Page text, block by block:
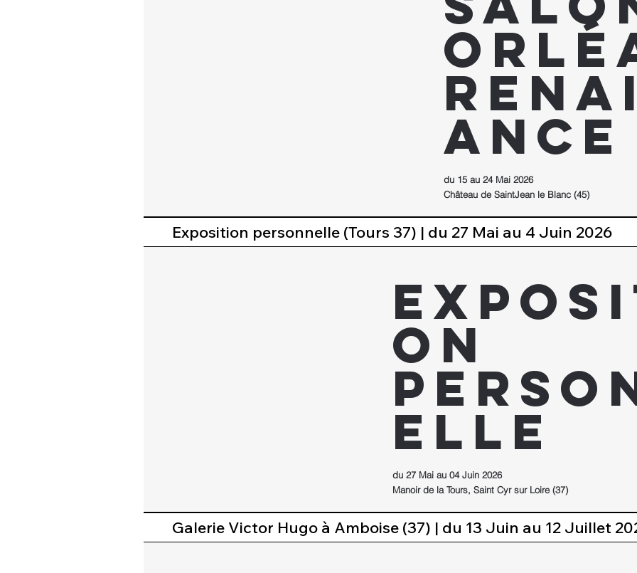
ance
du 15 au 24 Mai 2026
Château de SaintJean le Blanc (45)
Exposition personnelle (Tours 37) | du 27 Mai au 4 Juin 2026
on
elle
du 27 Mai au 04 Juin 2026
Manoir de la Tours, Saint Cyr sur Loire (37)
Galerie Victor Hugo à Amboise (37) | du 13 Juin au 12 Juillet